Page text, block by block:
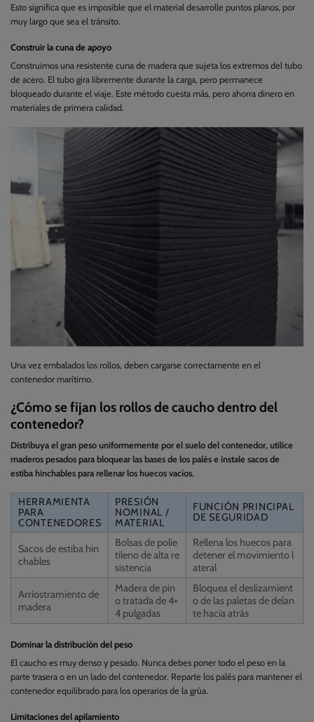
Esto significa que es imposible que el material desarrolle puntos planos, por
muy largo que sea el tránsito.
Construir la cuna de apoyo
Construimos una resistente cuna de madera que sujeta los extremos del tubo
de acero. El tubo gira libremente durante la carga, pero permanece
bloqueado durante el viaje. Este método cuesta más, pero ahorra dinero en
materiales de primera calidad.
Una vez embalados los rollos, deben cargarse correctamente en el
contenedor marítimo.
¿Cómo se fijan los rollos de caucho dentro del
contenedor?
Distribuya el gran peso uniformemente por el suelo del contenedor, utilice
maderos pesados para bloquear las bases de los palés e instale sacos de
estiba hinchables para rellenar los huecos vacíos.
HERRAMIENTA
PARA
CONTENEDORES
PRESIÓN
NOMINAL /
MATERIAL
FUNCIÓN PRINCIPAL
DE SEGURIDAD
Sacos de estiba hin
chables
Bolsas de polie
tileno de alta re
sistencia
Rellena los huecos para
detener el movimiento l
ateral
Arriostramiento de
madera
Madera de pin
o tratada de 4×
4 pulgadas
Bloquea el deslizamient
o de las paletas de delan
te hacia atrás
Dominar la distribución del peso
El caucho es muy denso y pesado. Nunca debes poner todo el peso en la
parte trasera o en un lado del contenedor. Reparte los palés para mantener el
contenedor equilibrado para los operarios de la grúa.
Limitaciones del apilamiento